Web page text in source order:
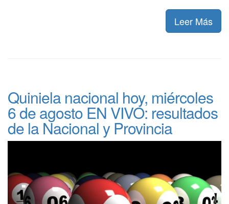
Leer Más
Quiniela nacional hoy, miércoles
6 de agosto EN VIVO: resultados
de la Nacional y Provincia